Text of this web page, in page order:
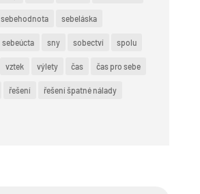
sebehodnota sebeláska
sebeúcta sny sobectví spolu
vztek výlety čas čas pro sebe
řešení řešení špatné nálady